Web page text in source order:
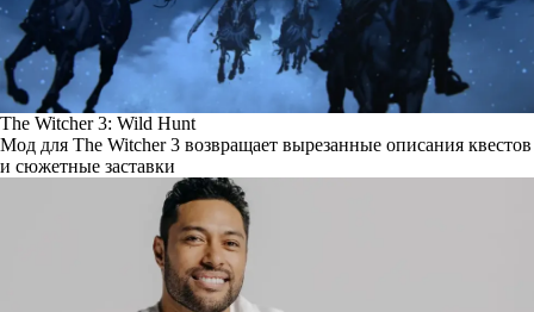
The Witcher 3: Wild Hunt
Мод для The Witcher 3 возвращает вырезанные описания квестов
и сюжетные заставки